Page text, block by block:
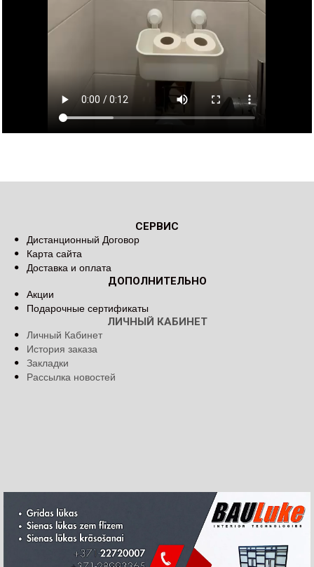
СЕРВИС
Дистанционный Договор
Карта сайта
Доставка и оплата
ДОПОЛНИТЕЛЬНО
Акции
Подарочные сертификаты
ЛИЧНЫЙ КАБИНЕТ
Личный Кабинет
История заказа
Закладки
Рассылка новостей